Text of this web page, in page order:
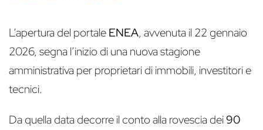
L’apertura del portale ENEA, avvenuta il 22 gennaio
2026, segna l’inizio di una nuova stagione
amministrativa per proprietari di immobili, investitori e
tecnici.
Da quella data decorre il conto alla rovescia dei90